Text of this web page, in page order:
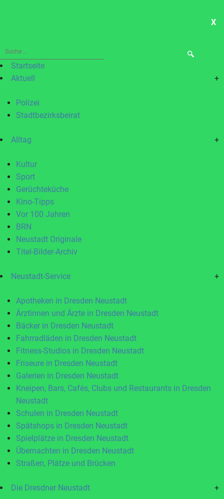
X
Suche
nach:Startseite
Aktuell
+
Polizei
Stadtbezirksbeirat
Alltag +
Kultur
Sport
Gerüchteküche
Kino-Tipps
Vor 100 Jahren
BRN
Neustadt Originale
Titel-Bilder-Archiv
Neustadt-Service +
Apotheken in Dresden Neustadt
Ärztinnen und Ärzte in Dresden Neustadt
Bäcker in Dresden Neustadt
Fahrradläden in Dresden Neustadt
Fitness-Studios in Dresden Neustadt
Friseure in Dresden Neustadt
Galerien in Dresden Neustadt
Kneipen, Bars, Cafés, Clubs und Restaurants in Dresden
Neustadt
Schulen in Dresden Neustadt
Spätshops in Dresden Neustadt
Spielplätze in Dresden Neustadt
Übernachten in Dresden Neustadt
Straßen, Plätze und Brücken
Die Dresdner Neustadt +